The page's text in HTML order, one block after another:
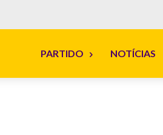
PARTIDO NOTÍCIAS